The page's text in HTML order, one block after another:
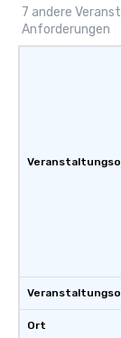
7 andere
Anforderungen
Ort